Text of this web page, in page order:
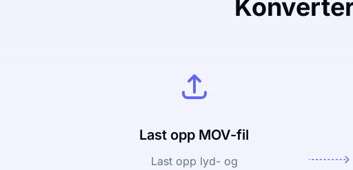
Last opp MOV-fil
Last opp lyd- og